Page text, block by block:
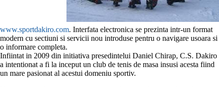
www.sportdakiro.com. Interfata electronica se prezinta intr-un format
modern cu sectiuni si servicii nou introduse pentru o navigare usoara si
o informare completa.
Infiintat in 2009 din initiativa presedintelui Daniel Chirap, C.S. Dakiro
a intentionat a fi la inceput un club de tenis de masa insusi acesta fiind
un mare pasionat al acestui domeniu sportiv.